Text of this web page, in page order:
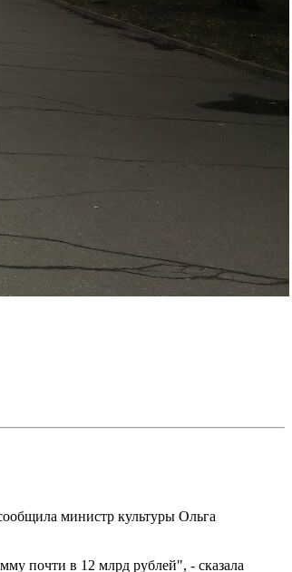
министр культуры Ольга
почти в 12 млрд рублей", - сказала